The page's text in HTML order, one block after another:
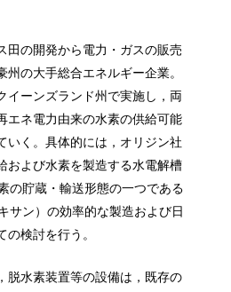
田の開発から電力・ガスの販売
州の大手総合エネルギー企業。
イーンズランド州で実施し，両
エネ電力由来の水素の供給可能
いく。具体的には，オリジン社
および水素を製造する水電解槽
の貯蔵・輸送形態の一つである
サン）の効率的な製造および日
検討を行う。
脱水素装置等の設備は，既存の